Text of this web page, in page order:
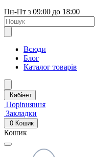
Пн-Пт з 09:00 до 18:00
Всюди
Блог
Каталог товарів
Кабінет
Порівняння
Закладки
0 Кошик
Кошик